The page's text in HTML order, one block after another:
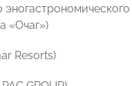
«Очаг»)
Resorts)